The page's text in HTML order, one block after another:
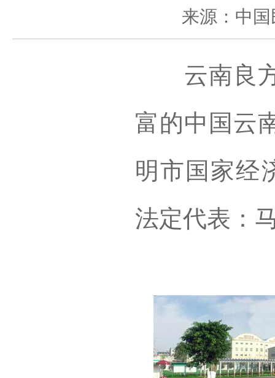
来源：中
云南良方
富的中国云
明市国家经
法定代表：